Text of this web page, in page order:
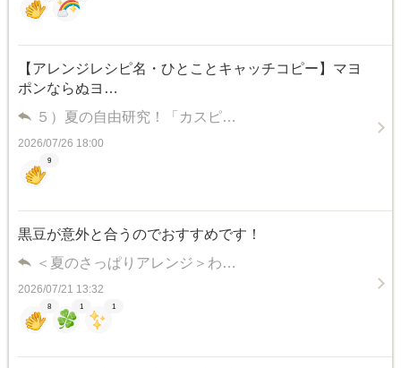
【アレンジレシピ名・ひとことキャッチコピー】マヨ
ポンならぬヨ…
５）夏の自由研究！「カスピ…
2026/07/26 18:00
9
黒豆が意外と合うのでおすすめです！
＜夏のさっぱりアレンジ＞わ…
2026/07/21 13:32
8 1 1